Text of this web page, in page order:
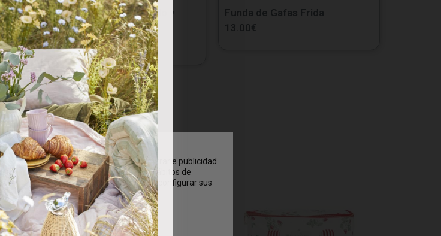
Ex-Voto Corazón Dorado y
Esmaltado Rojo/Blanco
21.00€
Funda de Gafas Frida
13.00€
para analizar nuestros servicios y mostrarle publicidad
a un perfil elaborado a partir de sus hábitos de
Puede obtener más información y configurar sus